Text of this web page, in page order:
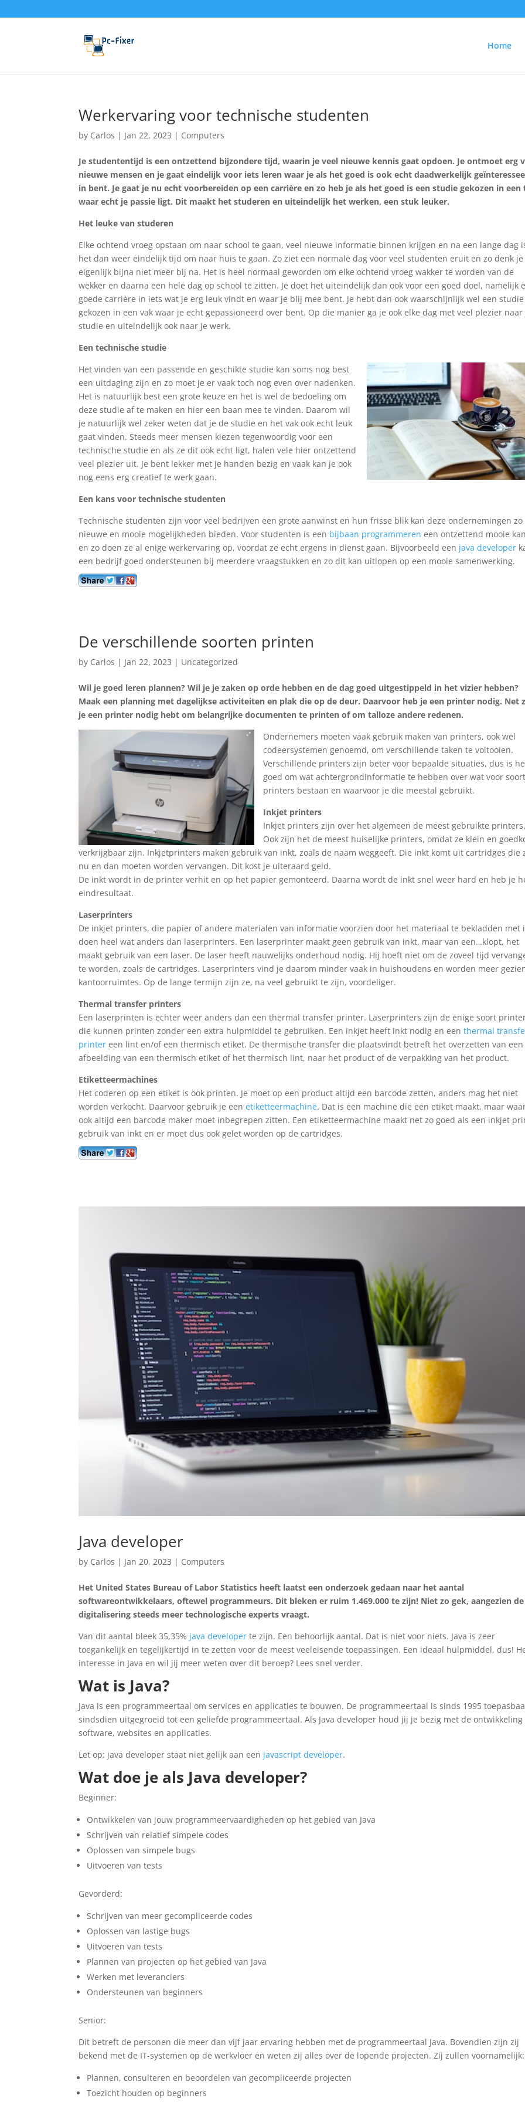
Home
Werkervaring voor technische studenten
by Carlos | Jan 22, 2023 | Computers
Je studententijd is een ontzettend bijzondere tijd, waarin je veel nieuwe kennis gaat opdoen. Je ontmoet erg
nieuwe mensen en je gaat eindelijk voor iets leren waar je als het goed is ook echt daadwerkelijk
in bent. Je gaat je nu echt voorbereiden op een carrière en zo heb je als het goed is een studie gekozen in een
waar echt je passie ligt. Dit maakt het studeren en uiteindelijk het werken, een stuk leuker.
Het leuke van studeren
Elke ochtend vroeg opstaan om naar school te gaan, veel nieuwe informatie binnen krijgen en na een lange dag
het dan weer eindelijk tijd om naar huis te gaan. Zo ziet een normale dag voor veel studenten eruit en zo denk
eigenlijk bijna niet meer bij na. Het is heel normaal geworden om elke ochtend vroeg wakker te worden van de
wekker en daarna een hele dag op school te zitten. Je doet het uiteindelijk dan ook voor een goed doel, namelijk
goede carrière in iets wat je erg leuk vindt en waar je blij mee bent. Je hebt dan ook waarschijnlijk wel een studie
gekozen in een vak waar je echt gepassioneerd over bent. Op die manier ga je ook elke dag met veel plezier naar
studie en uiteindelijk ook naar je werk.
Een technische studie
Het vinden van een passende en geschikte studie kan soms nog best
een uitdaging zijn en zo moet je er vaak toch nog even over nadenken.
Het is natuurlijk best een grote keuze en het is wel de bedoeling om
deze studie af te maken en hier een baan mee te vinden. Daarom wil
je natuurlijk wel zeker weten dat je de studie en het vak ook echt leuk
gaat vinden. Steeds meer mensen kiezen tegenwoordig voor een
technische studie en als ze dit ook echt ligt, halen vele hier ontzettend
veel plezier uit. Je bent lekker met je handen bezig en vaak kan je ook
nog eens erg creatief te werk gaan.
Een kans voor technische studenten
Technische studenten zijn voor veel bedrijven een grote aanwinst en hun frisse blik kan deze ondernemingen zo
nieuwe en mooie mogelijkheden bieden. Voor studenten is een bijbaan programmeren een ontzettend mooie
en zo doen ze al enige werkervaring op, voordat ze echt ergens in dienst gaan. Bijvoorbeeld een java developer
een bedrijf goed ondersteunen bij meerdere vraagstukken en zo dit kan uitlopen op een mooie samenwerking.
De verschillende soorten printen
by Carlos | Jan 22, 2023 | Uncategorized
Wil je goed leren plannen? Wil je je zaken op orde hebben en de dag goed uitgestippeld in het vizier hebben?
Maak een planning met dagelijkse activiteiten en plak die op de deur. Daarvoor heb je een printer nodig. Net
je een printer nodig hebt om belangrijke documenten te printen of om talloze andere redenen.
Ondernemers moeten vaak gebruik maken van printers, ook wel
codeersystemen genoemd, om verschillende taken te voltooien.
Verschillende printers zijn beter voor bepaalde situaties, dus is
goed om wat achtergrondinformatie te hebben over wat voor
printers bestaan en waarvoor je die meestal gebruikt.
Inkjet printers
Inkjet printers zijn over het algemeen de meest gebruikte printers.
Ook zijn het de meest huiselijke printers, omdat ze klein en
verkrijgbaar zijn. Inkjetprinters maken gebruik van inkt, zoals de naam weggeeft. Die inkt komt uit cartridges die
nu en dan moeten worden vervangen. Dit kost je uiteraard geld.
De inkt wordt in de printer verhit en op het papier gemonteerd. Daarna wordt de inkt snel weer hard en heb je
eindresultaat.
Laserprinters
De inkjet printers, die papier of andere materialen van informatie voorzien door het materiaal te bekladden met
doen heel wat anders dan laserprinters. Een laserprinter maakt geen gebruik van inkt, maar van een…klopt, het
maakt gebruik van een laser. De laser heeft nauwelijks onderhoud nodig. Hij hoeft niet om de zoveel tijd
te worden, zoals de cartridges. Laserprinters vind je daarom minder vaak in huishoudens en worden meer
kantoorruimtes. Op de lange termijn zijn ze, na veel gebruikt te zijn, voordeliger.
Thermal transfer printers
Een laserprinten is echter weer anders dan een thermal transfer printer. Laserprinters zijn de enige soort
die kunnen printen zonder een extra hulpmiddel te gebruiken. Een inkjet heeft inkt nodig en eenthermal
printer een lint en/of een thermisch etiket. De thermische transfer die plaatsvindt betreft het overzetten van een
afbeelding van een thermisch etiket of het thermisch lint, naar het product of de verpakking van het product.
Etiketteermachines
Het coderen op een etiket is ook printen. Je moet op een product altijd een barcode zetten, anders mag het niet
worden verkocht. Daarvoor gebruik je eenetiketteermachine. Dat is een machine die een etiket maakt, maar
ook altijd een barcode maker moet inbegrepen zitten. Een etiketteermachine maakt net zo goed als een inkjet
gebruik van inkt en er moet dus ook gelet worden op de cartridges.
Java developer
by Carlos | Jan 20, 2023 | Computers
Het United States Bureau of Labor Statistics heeft laatst een onderzoek gedaan naar het aantal
softwareontwikkelaars, oftewel programmeurs. Dit bleken er ruim 1.469.000 te zijn! Niet zo gek, aangezien de
digitalisering steeds meer technologische experts vraagt.
Van dit aantal bleek 35,35% java developer te zijn. Een behoorlijk aantal. Dat is niet voor niets. Java is zeer
toegankelijk en tegelijkertijd in te zetten voor de meest veeleisende toepassingen. Een ideaal hulpmiddel, dus!
interesse in Java en wil jij meer weten over dit beroep? Lees snel verder.
Wat is Java?
Java is een programmeertaal om services en applicaties te bouwen. De programmeertaal is sinds 1995
sindsdien uitgegroeid tot een geliefde programmeertaal. Als Java developer houd jij je bezig met de ontwikkeling
software, websites en applicaties.
Let op: java developer staat niet gelijk aan een javascript developer.
Wat doe je als Java developer?
Beginner:
Ontwikkelen van jouw programmeervaardigheden op het gebied van Java
Schrijven van relatief simpele codes
Oplossen van simpele bugs
Uitvoeren van tests
Gevorderd:
Schrijven van meer gecompliceerde codes
Oplossen van lastige bugs
Uitvoeren van tests
Plannen van projecten op het gebied van Java
Werken met leveranciers
Ondersteunen van beginners
Senior:
Dit betreft de personen die meer dan vijf jaar ervaring hebben met de programmeertaal Java. Bovendien zijn zij
bekend met de IT-systemen op de werkvloer en weten zij alles over de lopende projecten. Zij zullen voornamelijk:
Plannen, consulteren en beoordelen van gecompliceerde projecten
Toezicht houden op beginners